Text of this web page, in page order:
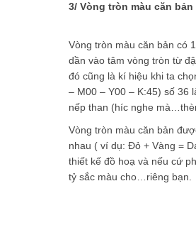
3/ Vòng tròn màu căn
Vòng tròn màu căn bản có
dần vào tâm vòng tròn từ
đó cũng là kí hiệu khi ta
– M00 – Y00 – K:45) số 36
nếp than (híc nghe
Vòng tròn màu căn bản
nhau ( ví dụ: Đỏ + Vàng =
thiết kế đồ hoạ và nếu cứ
tỷ sắc màu cho…riêng bạn.